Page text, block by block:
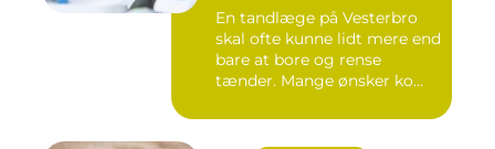
En tandlæge på Vesterbro
skal ofte kunne lidt mere end
bare at bore og rense
tænder. Mange ønsker ko...